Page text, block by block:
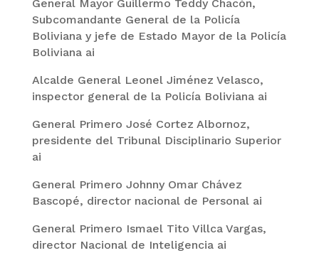
General Mayor Guillermo Teddy Chacón,
Subcomandante General de la Policía
Boliviana y jefe de Estado Mayor de la Policía
Boliviana ai
Alcalde General Leonel Jiménez Velasco,
inspector general de la Policía Boliviana ai
General Primero José Cortez Albornoz,
presidente del Tribunal Disciplinario Superior
ai
General Primero Johnny Omar Chávez
Bascopé, director nacional de Personal ai
General Primero Ismael Tito Villca Vargas,
director Nacional de Inteligencia ai